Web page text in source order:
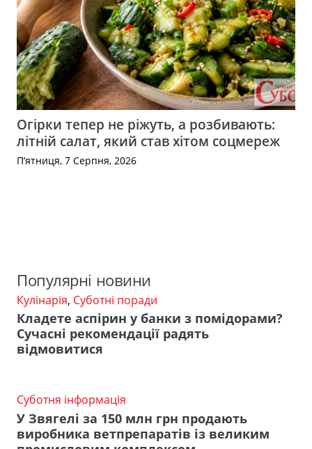
Огірки тепер не ріжуть, а розбивають:
літній салат, який став хітом соцмереж
П’ятниця, 7 Серпня, 2026
Популярні новини
Кулінарія, Суботні поради
Кладете аспірин у банки з помідорами?
Сучасні рекомендації радять
відмовитися
Суботня інформація
У Звягелі за 150 млн грн продають
виробника ветпрепаратів із великим